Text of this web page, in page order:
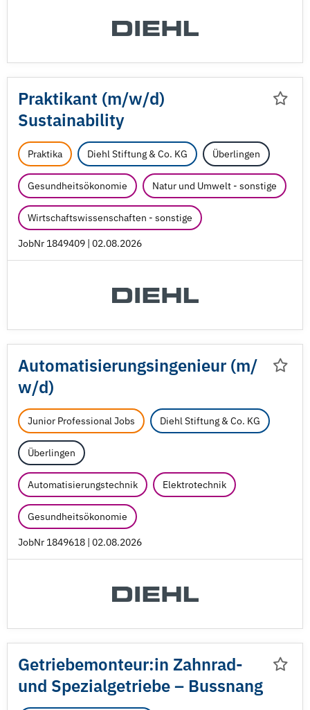
Praktikant (m/w/d)
Sustainability
Praktika Diehl Stiftung & Co. KG Überlingen
Gesundheitsökonomie Natur und Umwelt - sonstige
Wirtschaftswissenschaften - sonstige
JobNr 1849409 | 02.08.2026
Automatisierungsingenieur (m/
w/d)
Junior Professional Jobs Diehl Stiftung & Co. KG
Überlingen
Automatisierungstechnik Elektrotechnik
Gesundheitsökonomie
JobNr 1849618 | 02.08.2026
Getriebemonteur:in Zahnrad-
und Spezialgetriebe – Bussnang